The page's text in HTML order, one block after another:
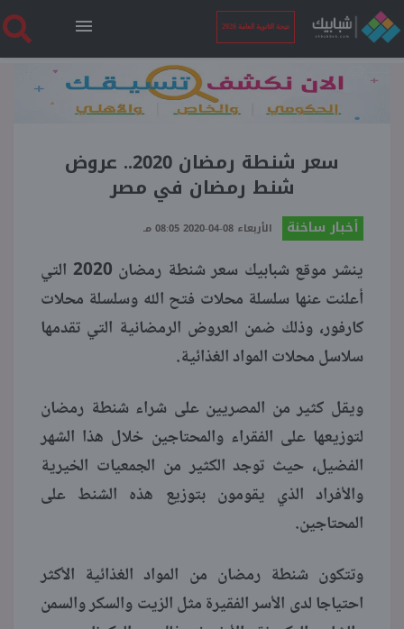
نتيجة الثانوية العامة 2026
الرئيسية
نتيجة الثانوية العامة 2026
فنجان قهوة
بوابة الطلبة
منوعات
سعر شنطة رمضان 2020.. عروض
شنط رمضان في مصر
أخبار ساخنة الأربعاء 08-04-2020 08:05 مـ
ينشر موقع شبابيك سعر شنطة رمضان 2020 التي
أعلنت عنها سلسلة محلات فتح الله وسلسلة محلات
كارفور، وذلك ضمن العروض الرمضانية التي تقدمها
سلاسل محلات المواد الغذائية.
ويقل كثير من المصريين على شراء شنطة رمضان
لتوزيعها على الفقراء والمحتاجين خلال هذا الشهر
الفضيل، حيث توجد الكثير من الجمعيات الخيرية
والأفراد الذي يقومون بتوزيع هذه الشنط على
المحتاجين.
وتتكون شنطة رمضان من المواد الغذائية الأكثر
احتياجا لدى الأسر الفقيرة مثل الزيت والسكر والسمن